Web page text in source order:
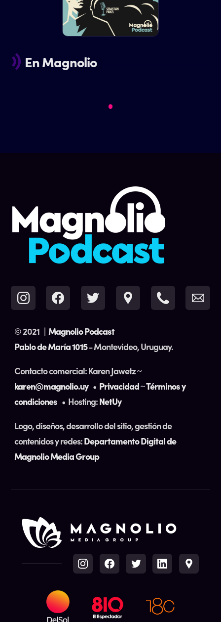
En Magnolio
© 2021 |Magnolio Podcast
Pablo de María 1015- Montevideo, Uruguay.
Contacto comercial: Karen Jawetz ~
karen@magnolio.uy• Privacidad~Términos y
condiciones • Hosting:NetUy
Logo, diseños, desarrollo del sitio, gestión de
contenidos y redes:Departamento Digital de
Magnolio Media Group